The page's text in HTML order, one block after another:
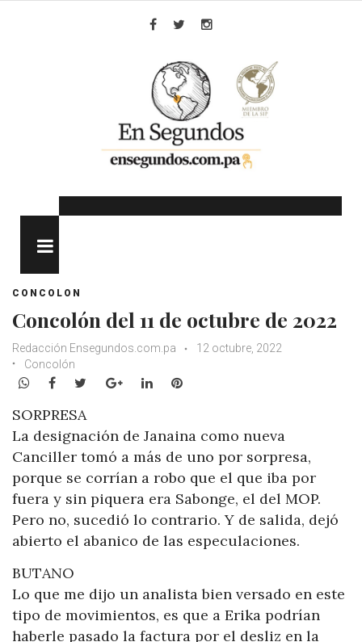
CONCOLON
Concolón del 11 de octubre de 2022
Redacción Ensegundos.com.pa
12 octubre, 2022
Concolón
WhatsApp
Facebook
TwitterGoogle+LinkedInPinterest
SORPRESA
La designación de Janaina como nueva
Canciller tomó a más de uno por sorpresa,
porque se corrían a robo que el que iba por
fuera y sin piquera era Sabonge, el del MOP.
Pero no, sucedió lo contrario. Y de salida, dejó
abierto el abanico de las especulaciones.
BUTANO
Lo que me dijo un analista bien versado en este
tipo de movimientos, es que a Erika podrían
haberle pasado la factura por el desliz en la